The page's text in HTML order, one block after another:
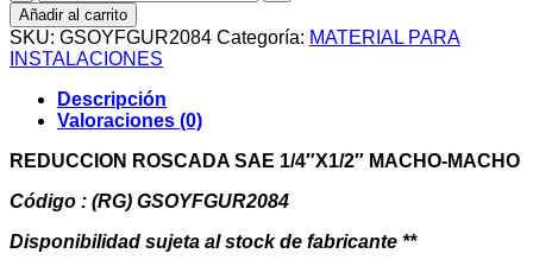
Roscada
1/4
x
1/2
Sae
Macho
Macho
Tubo
cantidad
Añadir al carrito
SKU: GSOYFGUR2084 Categoría: MATERIAL PARA
INSTALACIONES
Descripción
Valoraciones (0)
REDUCCION ROSCADA SAE 1/4″X1/2″ MACHO-MACHO
Código : (RG) GSOYFGUR2084
Disponibilidad sujeta al stock de fabricante **